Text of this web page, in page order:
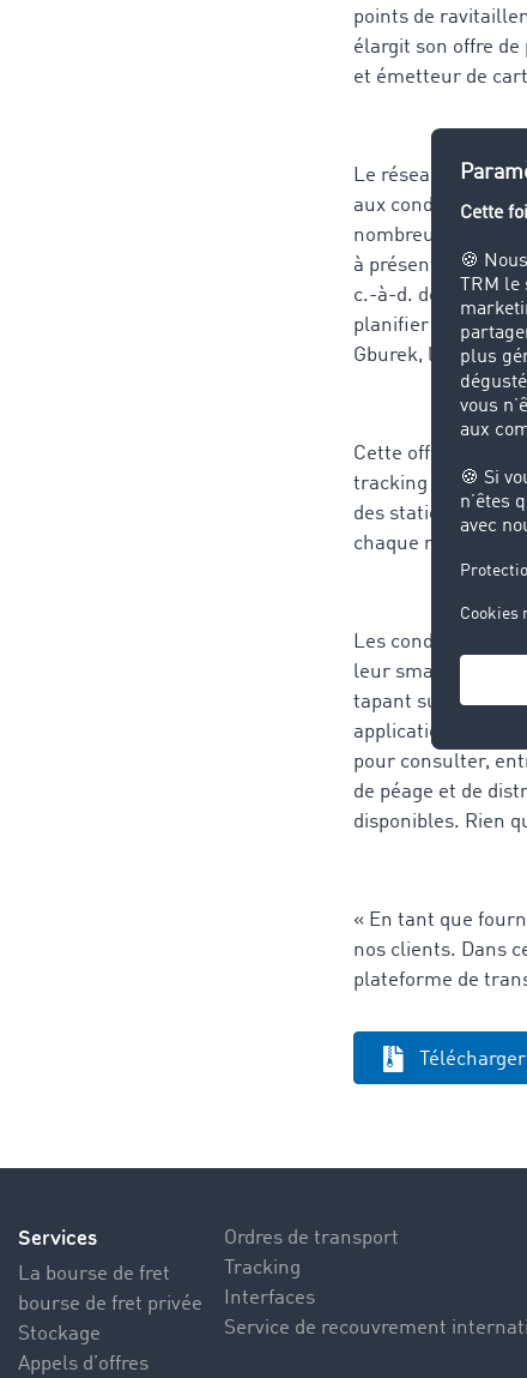
points de
élargit son offre
et émetteur de
Le réseau de
aux conducteurs
nombreuses
à présent
c.-à-d. des points
planifier leur
Gburek, le porte-
Cette offre élargie
tracking et de
des stations-
chaque mois via
Les conducteurs
leur smartphone
tapant sur le logo
application ou un
pour consulter,
de péage et de
disponibles. Rien
« En tant que
nos clients. Dans
plateforme de
Services
La bourse de fret
bourse de fret privée
Stockage
Appels d’offres
Ordres de transport
Tracking
Interfaces
Service de recouvrement